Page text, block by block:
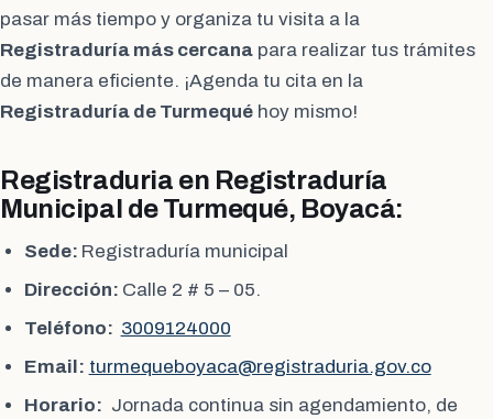
pasar más tiempo y organiza tu visita a la
Registraduría más cercana para realizar tus trámites
de manera eficiente. ¡Agenda tu cita en la
Registraduría de Turmequé hoy mismo!
Registraduria en Registraduría
Municipal de Turmequé, Boyacá:
Sede: Registraduría municipal
Dirección: Calle 2 # 5 – 05.
Teléfono: 3009124000
Email: turmequeboyaca@registraduria.gov.co
Horario: Jornada continua sin agendamiento, de